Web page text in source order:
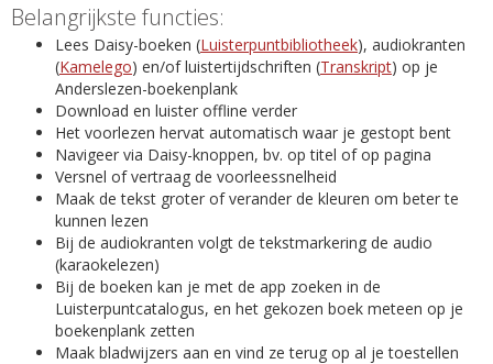
Belangrijkste functies:
Lees Daisy-boeken (Luisterpuntbibliotheek), audiokranten
(Kamelego) en/of luistertijdschriften (Transkript) op je
Anderslezen-boekenplank
Download en luister offline verder
Het voorlezen hervat automatisch waar je gestopt bent
Navigeer via Daisy-knoppen, bv. op titel of op pagina
Versnel of vertraag de voorleessnelheid
Maak de tekst groter of verander de kleuren om beter te
kunnen lezen
Bij de audiokranten volgt de tekstmarkering de audio
(karaokelezen)
Bij de boeken kan je met de app zoeken in de
Luisterpuntcatalogus, en het gekozen boek meteen op je
boekenplank zetten
Maak bladwijzers aan en vind ze terug op al je toestellen